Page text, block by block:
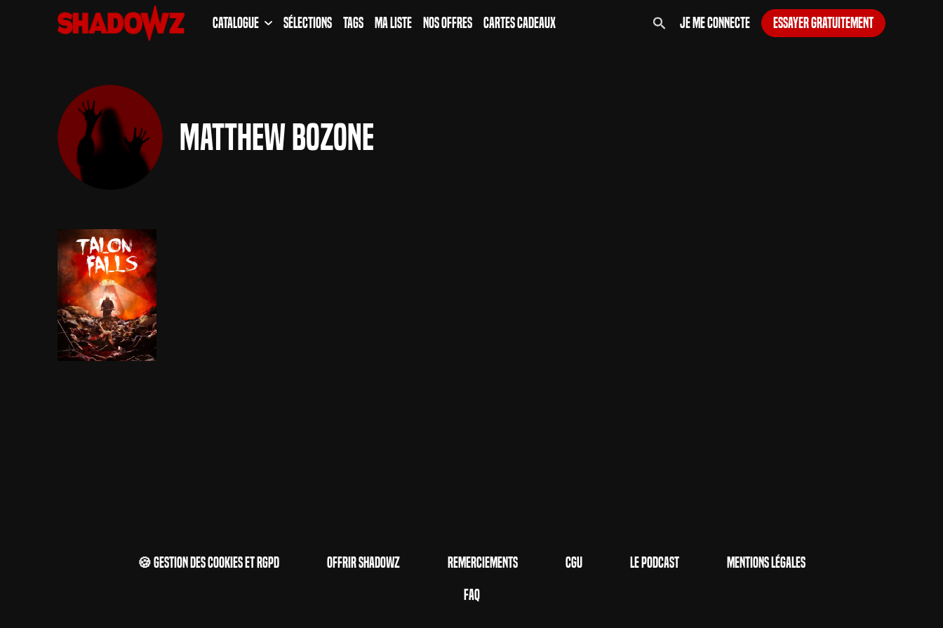
Catalogue Sélections Tags Ma Liste Nos Offres Cartes Cadeaux Je me connecte Essayer gratuitement
Matthew Bozone
🍪 Gestion des cookies et RGPD Offrir Shadowz Remerciements CGU Le Podcast
Mentions Légales
FAQ